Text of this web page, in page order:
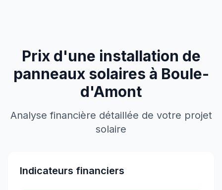
Prix d'une installation de
panneaux solaires à Boule-
d'Amont
Analyse financière détaillée de votre projet
solaire
Indicateurs financiers